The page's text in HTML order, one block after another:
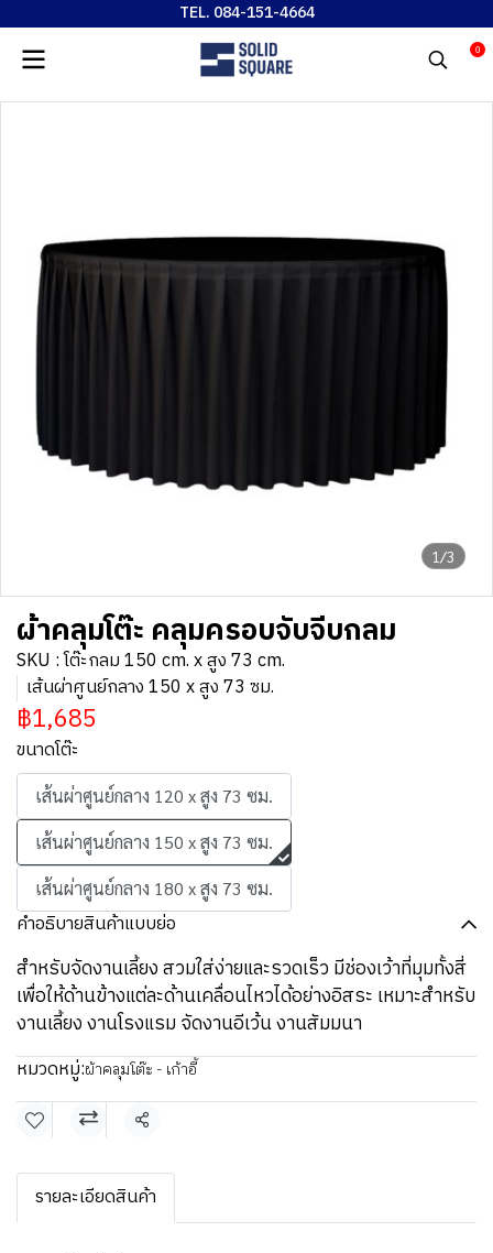
TEL. 084-151-4664
0
1/3
ผ้าคลุมโต๊ะ คลุมครอบจับจีบกลม
SKU : โต๊ะกลม 150 cm. x สูง 73 cm.
เส้นผ่าศูนย์กลาง 150 x สูง 73 ซม.
฿1,685
ขนาดโต๊ะ
เส้นผ่าศูนย์กลาง 120 x สูง 73 ซม.
เส้นผ่าศูนย์กลาง 150 x สูง 73 ซม.
เส้นผ่าศูนย์กลาง 180 x สูง 73 ซม.
คำอธิบายสินค้าแบบย่อ
สำหรับจัดงานเลี้ยง สวมใส่ง่ายและรวดเร็ว มีช่องเว้าที่มุมทั้งสี่
เพื่อให้ด้านข้างแต่ละด้านเคลื่อนไหวได้อย่างอิสระ เหมาะสำหรับ
งานเลี้ยง งานโรงแรม จัดงานอีเว้น งานสัมมนา
หมวดหมู่:ผ้าคลุมโต๊ะ - เก้าอี้
แชร์
รายละเอียดสินค้า